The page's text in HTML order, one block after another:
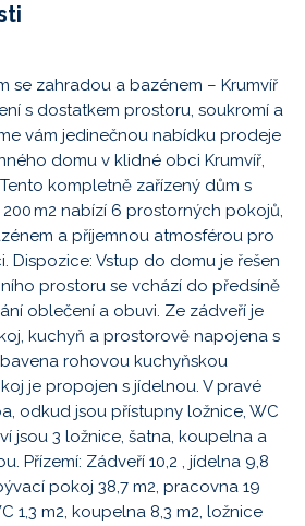
se zahradou a bazénem – Krumvíř
s dostatkem prostoru, soukromí a
vám jedinečnou nabídku prodeje
domu v klidné obci Krumvíř,
kompletně zařízený dům s
m2 nabízí 6 prostorných pokojů,
a příjemnou atmosférou pro
Dispozice: Vstup do domu je řešen
prostoru se vchází do předsíně
oblečení a obuvi. Ze zádveří je
kuchyň a prostorově napojena s
rohovou kuchyňskou
je propojen s jídelnou. V pravé
odkud jsou přístupny ložnice, WC
jsou 3 ložnice, šatna, koupelna a
Přízemí: Zádveří 10,2 , jídelna 9,8
pokoj 38,7 m2, pracovna 19
1,3 m2, koupelna 8,3 m2, ložnice